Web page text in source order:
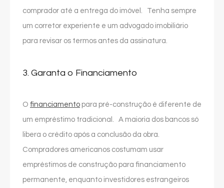
comprador até a entrega do imóvel. Tenha sempre
um corretor experiente e um advogado imobiliário
para revisar os termos antes da assinatura.
3. Garanta o Financiamento
O financiamento para pré-construção é diferente de
um empréstimo tradicional. A maioria dos bancos só
libera o crédito após a conclusão da obra.
Compradores americanos costumam usar
empréstimos de construção para financiamento
permanente, enquanto investidores estrangeiros